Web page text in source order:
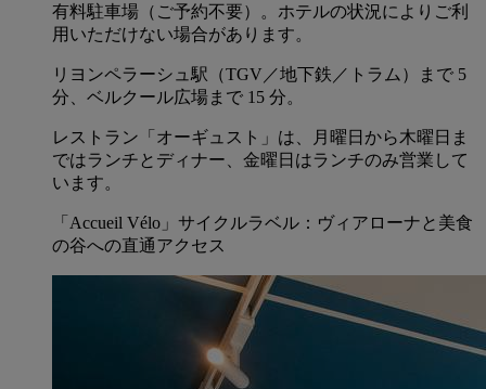
有料駐車場（ご予約不要）。ホテルの状況によりご利
用いただけない場合があります。
リヨンペラーシュ駅（TGV／地下鉄／トラム）まで 5
分、ベルクール広場まで 15 分。
レストラン「オーギュスト」は、月曜日から木曜日ま
ではランチとディナー、金曜日はランチのみ営業して
います。
「Accueil Vélo」サイクルラベル：ヴィアローナと美食
の谷への直通アクセス